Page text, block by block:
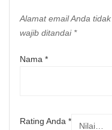
Alamat email Anda
wajib ditandai *
Nama *
Rating Anda *